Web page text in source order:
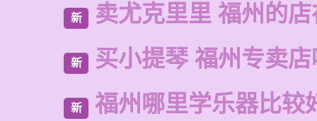
新 卖尤克里里 福州的
新 买小提琴 福州专卖
新 福州哪里学乐器比较